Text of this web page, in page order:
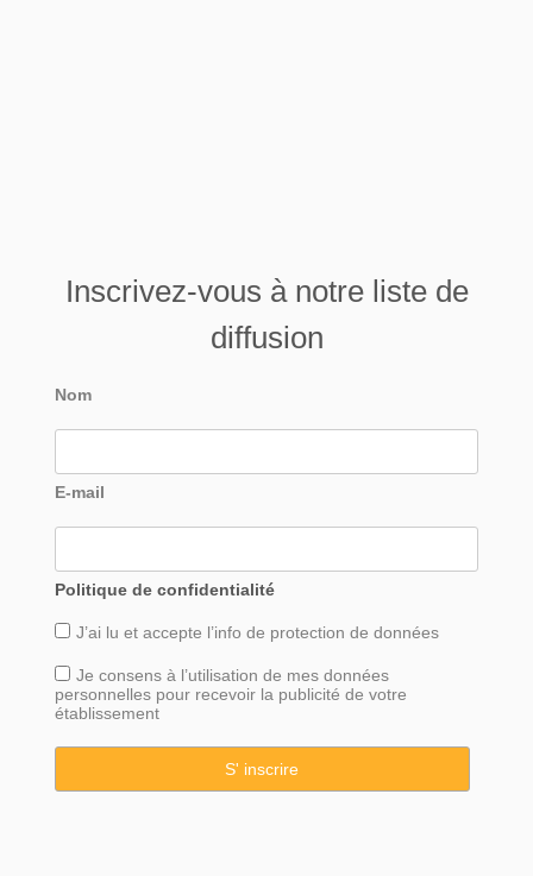
Inscrivez-vous à notre liste de
diffusion
Nom
E-mail
Politique de confidentialité
J’ai lu et accepte l’info de protection de données
Je consens à l’utilisation de mes données
personnelles pour recevoir la publicité de votre
établissement